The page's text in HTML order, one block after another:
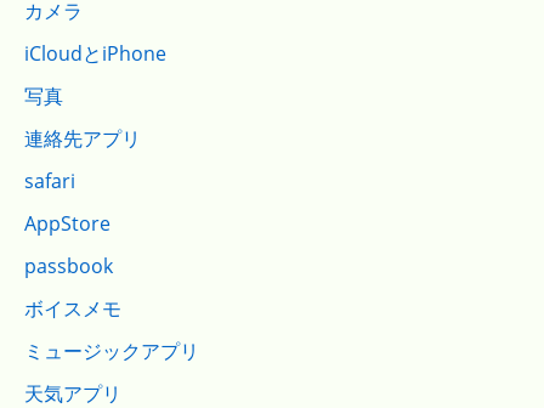
カメラ
iCloudとiPhone
写真
連絡先アプリ
safari
AppStore
passbook
ボイスメモ
ミュージックアプリ
天気アプリ